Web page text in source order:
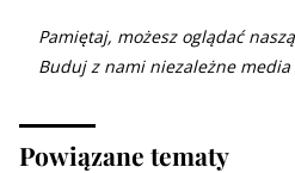
Pamiętaj, możesz oglądać
Buduj z nami niezależne media
Powiązane tematy